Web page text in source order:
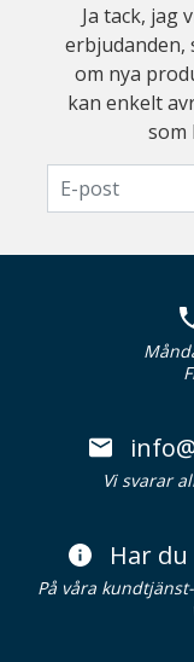
Ja tack, jag
erbjudanden,
om nya
kan enkelt
som
Vi svarar
Har
På våra